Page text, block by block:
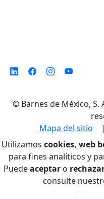
© Barnes de México, S.
Mapa del sitio
Utilizamos cookies, web
para fines analíticos y
Puedeaceptaro
consulte